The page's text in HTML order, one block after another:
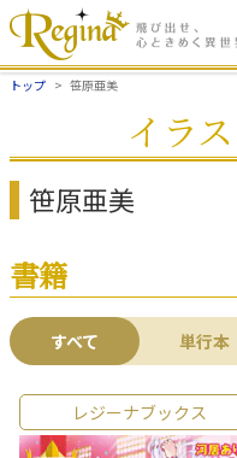
トップ 笹原亜美
イラ
笹原亜美
書籍
すべて 単行本
レジーナブックス